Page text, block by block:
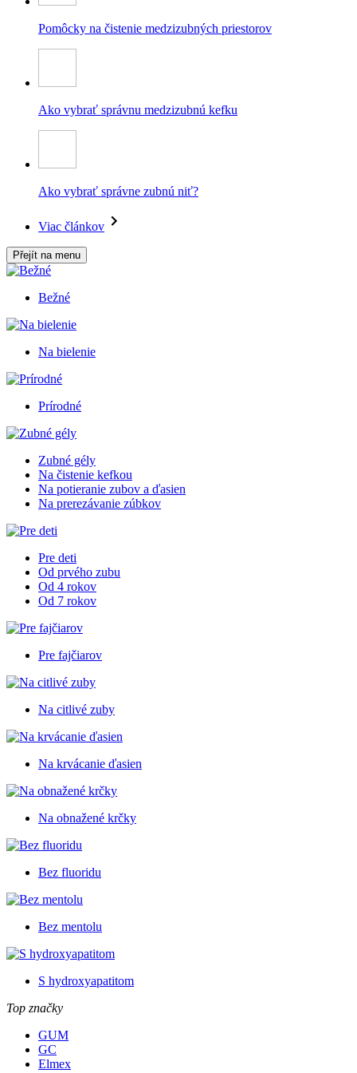
Pomôcky na čistenie medzizubných priestorov
Ako vybrať správnu medzizubnú kefku
Ako vybrať správne zubnú niť?
Viac článkov
Přejít na menu
Bežné
Na bielenie
Prírodné
Zubné gély
Na čistenie kefkou
Na potieranie zubov a ďasien
Na prerezávanie zúbkov
Pre deti
Od prvého zubu
Od 4 rokov
Od 7 rokov
Pre fajčiarov
Na citlivé zuby
Na krvácanie ďasien
Na obnažené krčky
Bez fluoridu
Bez mentolu
S hydroxyapatitom
Top značky
GUM
GC
Elmex